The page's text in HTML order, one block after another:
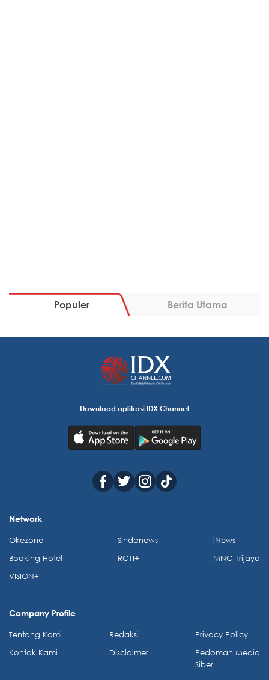
Populer Berita Utama
Download aplikasi IDX Channel
Network
Okezone
Booking Hotel
VISION+
Sindonews
RCTI+
iNews
MNC Trijaya
Company Profile
Tentang Kami
Kontak Kami
Redaksi
Disclaimer
Privacy Policy
Pedoman Media
Siber